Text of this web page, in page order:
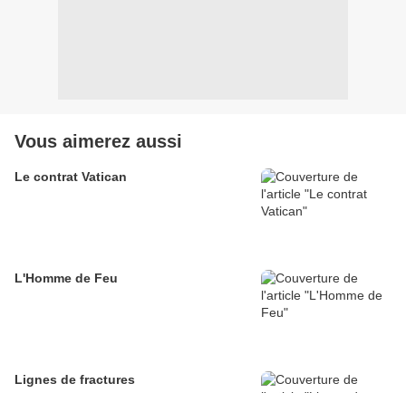
Vous aimerez aussi
Le contrat Vatican
L'Homme de Feu
Lignes de fractures